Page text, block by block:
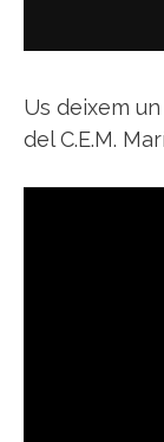
Us deixem
del C.E.M.